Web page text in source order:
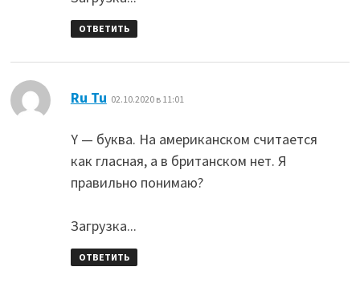
ОТВЕТИТЬ
Ru Tu 02.10.2020 в 11:01
Y — буква. На американском считается
как гласная, а в британском нет. Я
правильно понимаю?
Загрузка...
ОТВЕТИТЬ